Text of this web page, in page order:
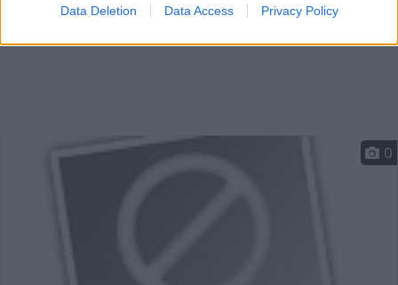
Data Deletion Data Access Privacy Policy
0